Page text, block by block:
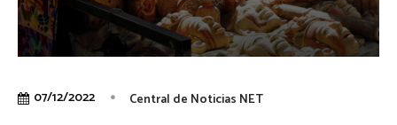
07/12/2022 Central de Noticias NET